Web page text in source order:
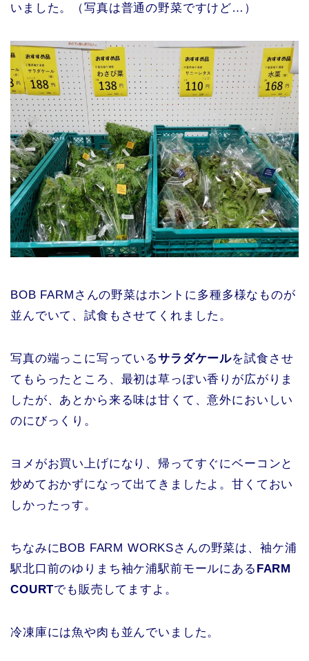
いました。（写真は普通の野菜ですけど…）
BOB FARMさんの野菜はホントに多種多様なものが
並んでいて、試食もさせてくれました。
写真の端っこに写っているサラダケールを試食させ
てもらったところ、最初は草っぽい香りが広がりま
したが、あとから来る味は甘くて、意外においしい
のにびっくり。
ヨメがお買い上げになり、帰ってすぐにベーコンと
炒めておかずになって出てきましたよ。甘くておい
しかったっす。
ちなみにBOB FARM WORKSさんの野菜は、袖ケ浦
駅北口前のゆりまち袖ケ浦駅前モールにある FARM
COURTでも販売してますよ。
冷凍庫には魚や肉も並んでいました。